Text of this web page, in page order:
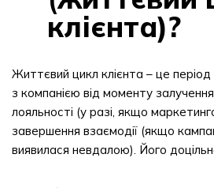
клієнта)?
Життєвий цикл клієнта – це період
з компанією від моменту
лояльності (у разі, якщо
завершення взаємодії (якщо
виявилася невдалою). Його